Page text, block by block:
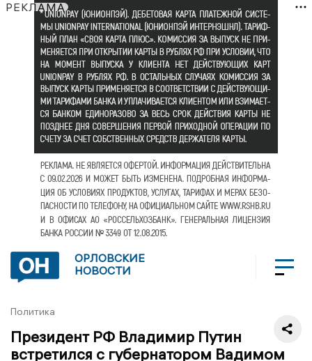
РЕКЛАМА
ОРЛОВСКИЕ
НОВОСТИ
Политика
Президент РФ Владимир Путин
встретился с губернатором Вадимом